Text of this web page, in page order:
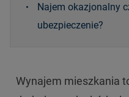
Najem okazjonalny
ubezpieczenie?
Wynajem mieszkania